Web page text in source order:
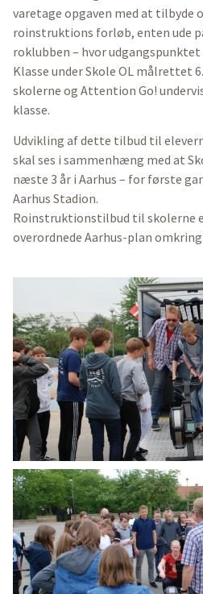
varetage opgaven med at tilbyde
roinstruktions forløb, enten ude
roklubben – hvor
Klasse under Skole OL målrettet
skolerne og Attention Go!
klasse.
Udvikling af dette tilbud til
skal ses i sammenhæng med at
næste 3 år i Aarhus – for første
Aarhus Stadion.
Roinstruktionstilbud til skolerne
overordnede Aarhus-plan omkring